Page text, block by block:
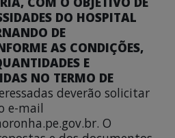
DO HOSPITAL
DE
AS CONDIÇÕES,
E
NO TERMO DE
deverão solicitar
e-mail
O